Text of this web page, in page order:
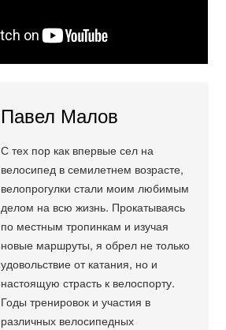
Павел Малов
С тех пор как впервые сел на
велосипед в семилетнем возрасте,
велопрогулки стали моим любимым
делом на всю жизнь. Прокатываясь
по местным тропинкам и изучая
новые маршруты, я обрел не только
удовольствие от катания, но и
настоящую страсть к велоспорту.
Годы тренировок и участия в
различных велосипедных